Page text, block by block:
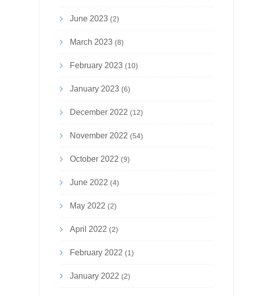
June 2023(2)
March 2023(8)
February 2023(10)
January 2023(6)
December 2022 (12)
November 2022 (54)
October 2022 (9)
June 2022 (4)
May 2022 (2)
April 2022 (2)
February 2022 (1)
January 2022 (2)